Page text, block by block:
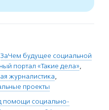
ЗаЧем будущее социальной
портал «Такие дела»,
журналистика,
проекты
помощи социально-